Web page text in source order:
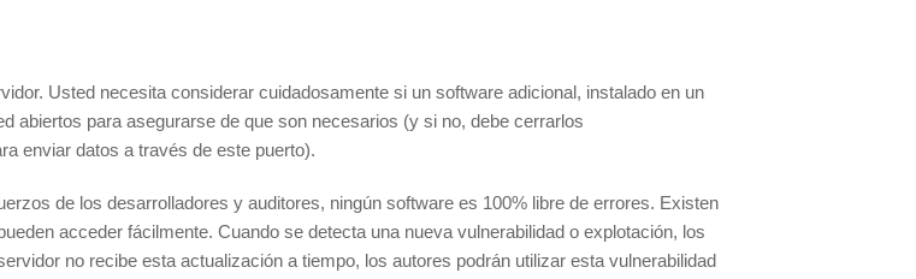
Usted necesita considerar cuidadosamente si un software adicional, instalado en un
abiertos para asegurarse de que son necesarios (y si no, debe cerrarlos
enviar datos a través de este puerto).
de los desarrolladores y auditores, ningún software es 100% libre de errores. Existen
acceder fácilmente. Cuando se detecta una nueva vulnerabilidad o explotación, los
no recibe esta actualización a tiempo, los autores podrán utilizar esta vulnerabilidad